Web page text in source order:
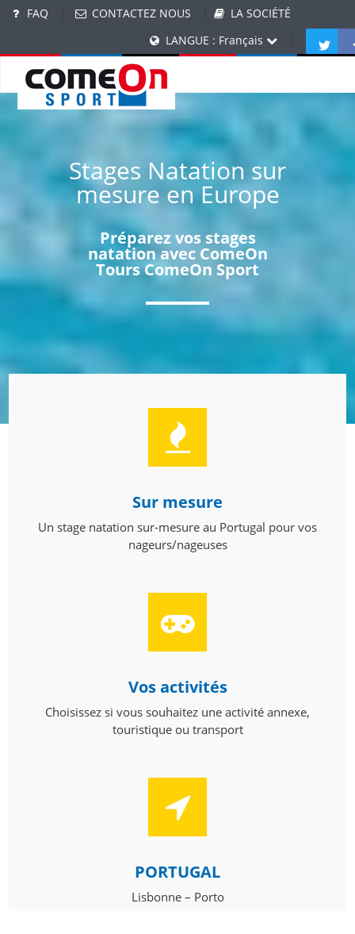
FAQ CONTACTEZ NOUS
LA SOCIÉTÉ
LANGUE : Français
Stages Natation sur
mesure en Europe
Préparez vos stages
natation avec ComeOn
Tours ComeOn Sport
Sur mesure
Un stage natation sur-mesure au Portugal pour vos
nageurs/nageuses
Vos activités
Choisissez si vous souhaitez une activité annexe,
touristique ou transport
PORTUGAL
Lisbonne – Porto